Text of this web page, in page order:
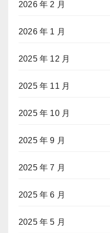
2026 年 2 月
2026 年 1 月
2025 年 12 月
2025 年 11 月
2025 年 10 月
2025 年 9 月
2025 年 7 月
2025 年 6 月
2025 年 5 月